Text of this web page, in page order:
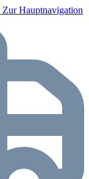
Zur Hauptnavigation